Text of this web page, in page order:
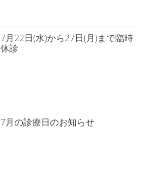
7月22日(水)から27日(月)まで臨時
休診
7月の診療日のお知らせ